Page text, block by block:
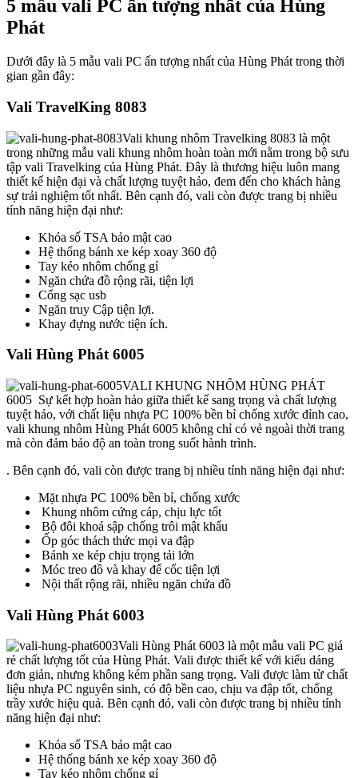
5 mẫu vali PC ấn tượng nhất của Hùng
Phát
Dưới đây là 5 mẫu vali PC ấn tượng nhất của Hùng Phát trong thời
gian gần đây:
Vali TravelKing 8083
Vali khung nhôm Travelking 8083 là một
trong những mẫu vali khung nhôm hoàn toàn mới nằm trong bộ sưu
tập vali Travelking của Hùng Phát. Đây là thương hiệu luôn mang
thiết kế hiện đại và chất lượng tuyệt hảo, đem đến cho khách hàng
sự trải nghiệm tốt nhất. Bên cạnh đó, vali còn được trang bị nhiều
tính năng hiện đại như:
Khóa số TSA bảo mật cao
Hệ thống bánh xe kép xoay 360 độ
Tay kéo nhôm chống gỉ
Ngăn chứa đồ rộng rãi, tiện lợi
Cổng sạc usb
Ngăn truy Cập tiện lợi.
Khay đựng nước tiện ích.
Vali Hùng Phát 6005
VALI KHUNG NHÔM HÙNG PHÁT
6005 Sự kết hợp hoàn hảo giữa thiết kế sang trọng và chất lượng
tuyệt hảo, với chất liệu nhựa PC 100% bền bỉ chống xước đỉnh cao,
vali khung nhôm Hùng Phát 6005 không chỉ có vẻ ngoài thời trang
mà còn đảm bảo độ an toàn trong suốt hành trình.
. Bên cạnh đó, vali còn được trang bị nhiều tính năng hiện đại như:
Mặt nhựa PC 100% bền bỉ, chống xước
Khung nhôm cứng cáp, chịu lực tốt
Bộ đôi khoá sập chống trôi mật khẩu
Ốp góc thách thức mọi va đập
Bánh xe kép chịu trọng tải lớn
Móc treo đồ và khay để cốc tiện lợi
Nội thất rộng rãi, nhiều ngăn chứa đồ
Vali Hùng Phát 6003
Vali Hùng Phát 6003 là một mẫu vali PC giá
rẻ chất lượng tốt của Hùng Phát. Vali được thiết kế với kiểu dáng
đơn giản, nhưng không kém phần sang trọng. Vali được làm từ chất
liệu nhựa PC nguyên sinh, có độ bền cao, chịu va đập tốt, chống
trầy xước hiệu quả. Bên cạnh đó, vali còn được trang bị nhiều tính
năng hiện đại như:
Khóa số TSA bảo mật cao
Hệ thống bánh xe kép xoay 360 độ
Tay kéo nhôm chống gỉ